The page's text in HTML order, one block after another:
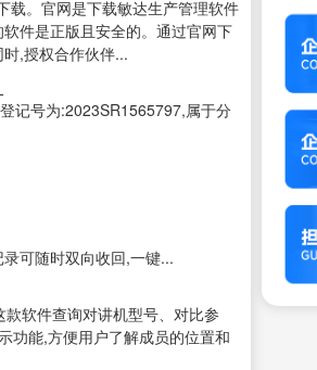
载。官网是下载敏达生产管理软件
件是正版且安全的。通过官网下
,授权合作伙伴...
记号为:2023SR1565797,属于分
可随时双向收回,一键...
软件查询对讲机型号、对比参
功能,方便用户了解成员的位置和